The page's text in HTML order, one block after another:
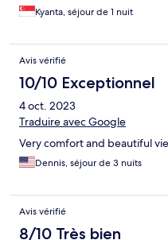
Kyanta, séjour de 1 nuit
Avis vérifié
10/10 Exceptionnel
4 oct. 2023
Traduire avec Google
Very comfort and beautiful
Dennis, séjour de 3 nuits
Avis vérifié
8/10 Très bien